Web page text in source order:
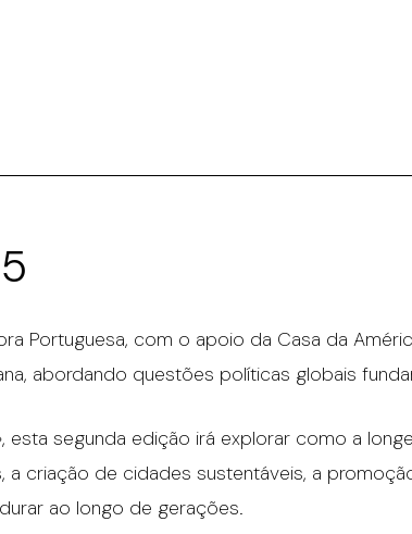
Portuguesa, com o apoio da Casa da
abordando questões políticas globais
segunda edição irá explorar como a
criação de cidades sustentáveis, a
ao longo de gerações.